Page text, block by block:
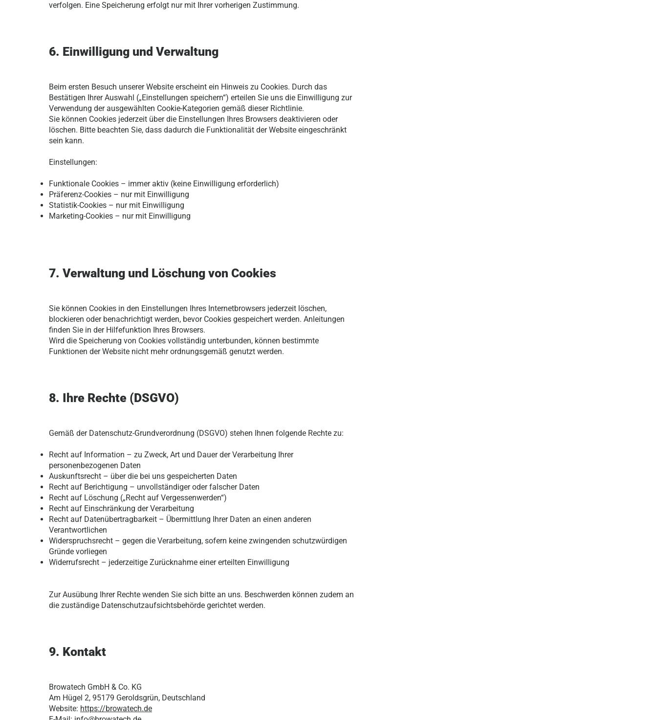
verfolgen. Eine Speicherung erfolgt nur mit Ihrer vorherigen Zustimmung.
6. Einwilligung und Verwaltung
Beim ersten Besuch unserer Website erscheint ein Hinweis zu Cookies. Durch das
Bestätigen Ihrer Auswahl („Einstellungen speichern“) erteilen Sie uns die Einwilligung zur
Verwendung der ausgewählten Cookie-Kategorien gemäß dieser Richtlinie.
Sie können Cookies jederzeit über die Einstellungen Ihres Browsers deaktivieren oder
löschen. Bitte beachten Sie, dass dadurch die Funktionalität der Website eingeschränkt
sein kann.
Einstellungen:
Funktionale Cookies – immer aktiv (keine Einwilligung erforderlich)
Präferenz-Cookies – nur mit Einwilligung
Statistik-Cookies – nur mit Einwilligung
Marketing-Cookies – nur mit Einwilligung
7. Verwaltung und Löschung von Cookies
Sie können Cookies in den Einstellungen Ihres Internetbrowsers jederzeit löschen,
blockieren oder benachrichtigt werden, bevor Cookies gespeichert werden. Anleitungen
finden Sie in der Hilfefunktion Ihres Browsers.
Wird die Speicherung von Cookies vollständig unterbunden, können bestimmte
Funktionen der Website nicht mehr ordnungsgemäß genutzt werden.
8. Ihre Rechte (DSGVO)
Gemäß der Datenschutz-Grundverordnung (DSGVO) stehen Ihnen folgende Rechte zu:
Recht auf Information – zu Zweck, Art und Dauer der Verarbeitung Ihrer
personenbezogenen Daten
Auskunftsrecht – über die bei uns gespeicherten Daten
Recht auf Berichtigung – unvollständiger oder falscher Daten
Recht auf Löschung („Recht auf Vergessenwerden“)
Recht auf Einschränkung der Verarbeitung
Recht auf Datenübertragbarkeit – Übermittlung Ihrer Daten an einen anderen
Verantwortlichen
Widerspruchsrecht – gegen die Verarbeitung, sofern keine zwingenden schutzwürdigen
Gründe vorliegen
Widerrufsrecht – jederzeitige Zurücknahme einer erteilten Einwilligung
Zur Ausübung Ihrer Rechte wenden Sie sich bitte an uns. Beschwerden können zudem an
die zuständige Datenschutzaufsichtsbehörde gerichtet werden.
9. Kontakt
Browatech GmbH & Co. KG
Am Hügel 2, 95179 Geroldsgrün, Deutschland
Website: https://browatech.de